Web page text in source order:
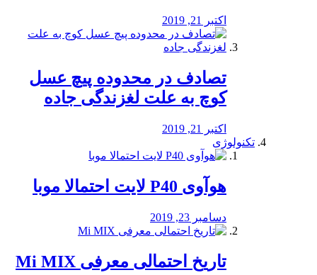
اکتبر 21, 2019
تصادف در محدوده پیچ عسل
کوچ به علت لغزندگی جاده
اکتبر 21, 2019
تکنولوژی
هوآوی P40 لایت احتمالا موبا
دسامبر 23, 2019
تاریخ احتمالی معرفی Mi MIX